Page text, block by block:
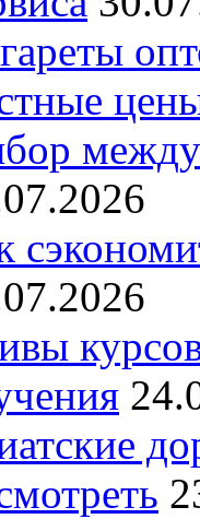
между